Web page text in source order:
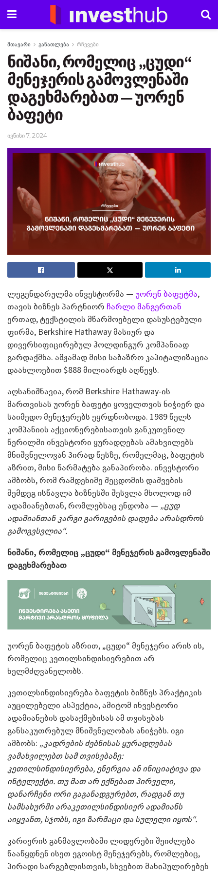
მთავარი განათლება რჩევები
ნიშანი, რომელიც „ცუდი“
მენეჯერის გამოვლენაში
დაგეხმარებათ — უორენ
ბაფეტი
ივნისი 7, 2024
ლეგენდარულმა ინვესტორმა — უორენ ბაფეტმა,
თავის ბიზნეს პარტნიორ ჩარლი მანგერთან
ერთად, ტექსტილის მწარმოებელი დასუსტებული
ფირმა, Berkshire Hathaway მასიურ და
დივერსიფიცირებულ ჰოლდინგურ კომპანიად
გარდაქმნა. ამჟამად მისი საბაზრო კაპიტალიზაცია
დაახლოებით $888 მილიარდს აღწევს.
აღსანიშნავია, რომ Berkshire Hathaway-ის
მართვისას უორენ ბაფეტი ყოველთვის ნიჭიერ და
საიმედო მენეჯერებს ეყრდნობოდა. 1989 წელს
კომპანიის აქციონერებისათვის განკუთვნილ
წერილში ინვესტორი ყურადღებას ამახვილებს
მნიშვნელოვან პირად წესზე, რომელმაც, ბაფეტის
აზრით, მისი წარმატება განაპირობა. ინვესტორი
ამბობს, რომ რამდენიმე შეცდომის დაშვების
შემდეგ ისწავლა ბიზნესში შესვლა მხოლოდ იმ
ადამიანებთან, რომლებსაც ენდობა — „ცუდ
ადამიანთან კარგი გარიგების დადება არასდროს
გამოგვსვლია“.
ნიშანი, რომელიც „ცუდი“ მენეჯერის გამოვლენაში
დაგეხმარებათ
უორენ ბაფეტის აზრით, „ცუდი“ მენეჯერი არის ის,
რომელიც კეთილსინდისიერებით არ
ხელმძღვანელობს.
კეთილსინდისიერება ბაფეტის ბიზნეს პრაქტიკის
აუცილებელი ასპექტია, ამიტომ ინვესტორი
ადამიანების დასაქმებისას ამ თვისებას
განსაკუთრებულ მნიშვნელობას ანიჭებს. იგი
ამბობს: „კადრების ძებნისას ყურადღებას
ვამახვილებთ სამ თვისებაზე:
კეთილსინდისიერება, ენერგია ან ინიციატივა და
ინტელექტი. თუ მათ არ ექნებათ პირველი,
დანარჩენი ორიგაგანადგურებთ, რადგან თუ
სამსახურში არაკეთილსინდისიერ ადამიანს
აიყვანთ, სჯობს, იგი ზარმაცი და სულელი იყოს“.
კარიერის განმავლობაში ლიდერები შეიძლება
წააწყდნენ ისეთ ეგოისტ მენეჯერებს, რომლებიც,
პირადი სარგებლისთვის, სხვებით მანიპულირებენ